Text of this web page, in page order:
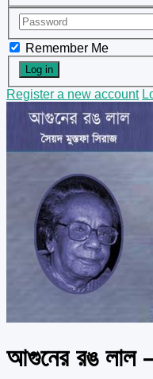
Remember Me
Register a new account
আগুনের রঙ লাল